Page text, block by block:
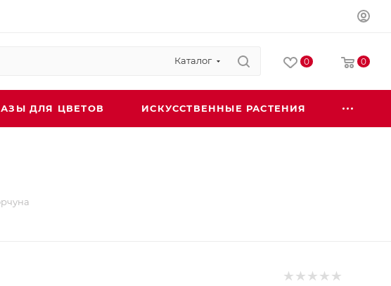
Каталог 0 0
ДЛЯ ЦВЕТОВ ИСКУССТВЕННЫЕ РАСТЕНИЯ